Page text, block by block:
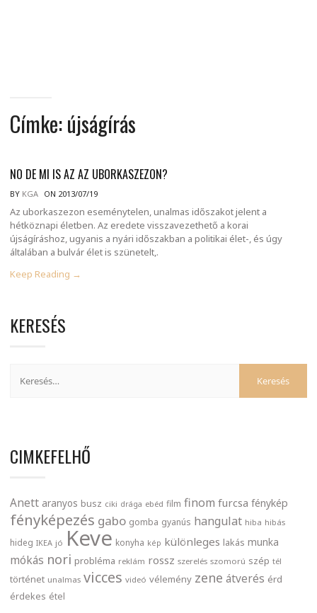
Címke:újságírás
NO DE MI IS AZ AZ UBORKASZEZON?
BY KGA ON 2013/07/19
Az uborkaszezon eseménytelen, unalmas időszakot jelent a
hétköznapi életben. Az eredete visszavezethető a korai
újságíráshoz, ugyanis a nyári időszakban a politikai élet-, és úgy
általában a bulvár élet is szünetelt,.
Keep Reading →
KERESÉS
CIMKEFELHŐ
Anett aranyos busz ciki drága ebéd film finom furcsa fénykép
fényképezés gabo gomba gyanús hangulat hiba hibás
hideg IKEA jó Keve konyha kép különleges lakás munka
mókás nori probléma reklám rossz szerelés szomorú szép tél
történet unalmas vicces videó vélemény zene átverés érd
érdekes étel